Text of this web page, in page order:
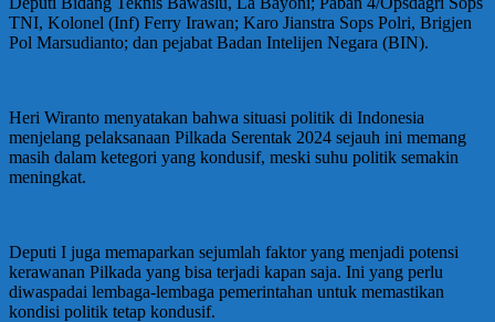
TNI, Kolonel (Inf) Ferry Irawan; Karo Jianstra Sops Polri, Brigjen
Pol Marsudianto; dan pejabat Badan Intelijen Negara (BIN).
Heri Wiranto menyatakan bahwa situasi politik di Indonesia
menjelang pelaksanaan Pilkada Serentak 2024 sejauh ini memang
masih dalam ketegori yang kondusif, meski suhu politik semakin
meningkat.
Deputi I juga memaparkan sejumlah faktor yang menjadi potensi
kerawanan Pilkada yang bisa terjadi kapan saja. Ini yang perlu
diwaspadai lembaga-lembaga pemerintahan untuk memastikan
kondisi politik tetap kondusif.